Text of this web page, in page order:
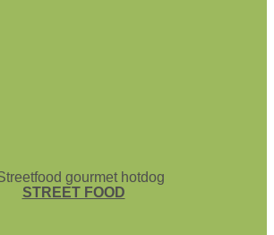
STREET FOOD